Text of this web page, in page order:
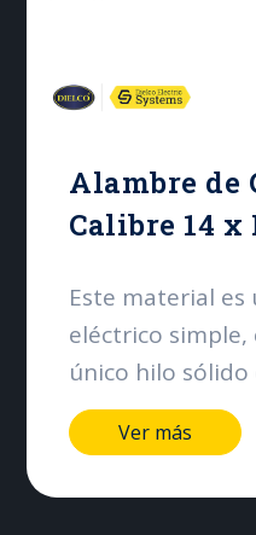
Alambre de
Calibre 14 x
Este material
eléctrico
único hilo sólido
ningún tipo de
principal función
Ver más